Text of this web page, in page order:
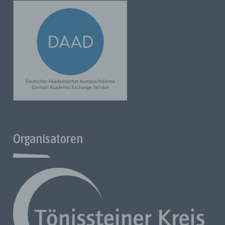
Organisatoren
Cookies / SessionStorage / LocalStorage
Die Internetseiten von uns verwenden Cookies, Localstorage
und Sessionstorage. Dies dient dazu, unser Angebot
nutzerfreundlicher, effektiver und sicherer zu machen.
Localstorage und Sessionstorage ist eine Technologie, die
von Ihrem Browser verwendet wird, um Daten auf Ihrem
Computer oder mobilen Gerät zu speichern. Cookies sind
Viele Internet-Seiten und -Server verwenden Cookies. Viele
Cookies enthalten eine sogenannte Cookie-ID. Eine Cookie-
einer Zeichenfolge, durch welche Internetseiten und Server
dem konkreten Internetbrowser zugeordnet werden können,
in dem das Cookie gespeichert wurde. Dies ermöglicht es den
besuchten Internetseiten und Servern, den individuellen
Browser der betroffenen Person von anderen
Internetbrowsern, die andere Cookies enthalten, zu